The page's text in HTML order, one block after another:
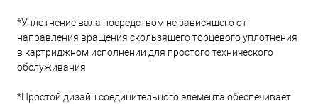
*Уплотнение вала посредством не зависящего от
направления вращения скользящего торцевого уплотнения
в картриджном исполнении для простого технического
обслуживания
*Простой дизайн соединительного элемента обеспечивает